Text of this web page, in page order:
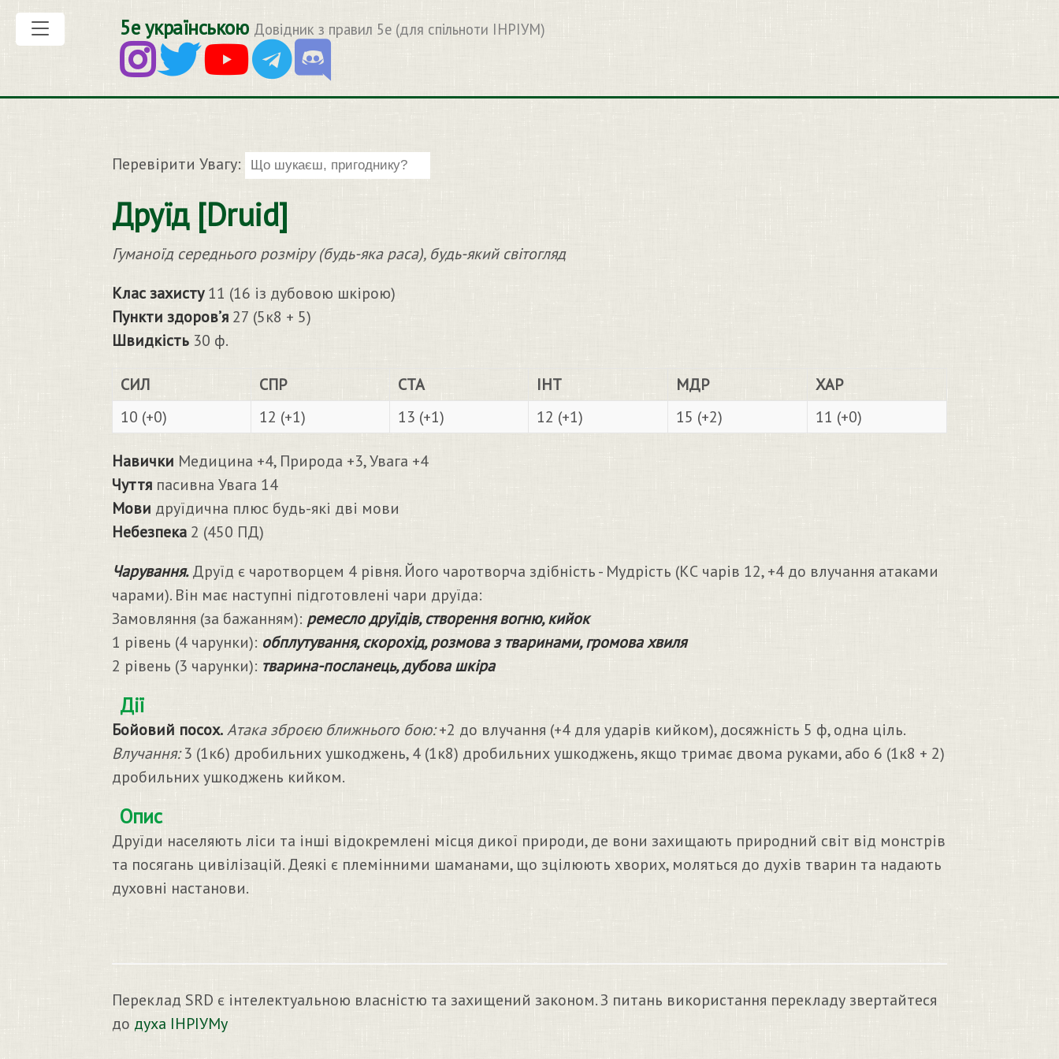
5е українською Довідник з правил 5e (для спільноти ІНРІУМ)
Перевірити Увагу:
Друїд [Druid]
Гуманоїд середнього розміру (будь-яка раса), будь-який світогляд
Клас захисту11 (16 із дубовою шкірою)
Пункти здоров’я 27 (5к8 + 5)
Швидкість 30 ф.
СИЛ СПР СТА ІНТ МДР
ХАР
10 (+0)
12 (+1) 13 (+1) 12 (+1) 15 (+2) 11 (+0)
Навички Медицина +4, Природа +3, Увага +4
Чуття пасивна Увага 14
Мови друїдична плюс будь-які дві мови
Небезпека 2 (450 ПД)
Чарування.Друїд є чаротворцем 4 рівня. Його чаротворча здібність - Мудрість (КС чарів 12, +4 до влучання атаками
чарами). Він має наступні підготовлені чари друїда:
Замовляння (за бажанням): ремесло друїдів, створення вогню, кийок
1 рівень (4 чарунки): обплутування, скорохід, розмова з тваринами, громова хвиля
2 рівень (3 чарунки): тварина-посланець, дубова шкіра
Дії
Бойовий посох.Атака зброєю ближнього бою:+2 до влучання (+4 для ударів кийком), досяжність 5 ф, одна ціль.
Влучання:3 (1к6) дробильних ушкоджень, 4 (1к8) дробильних ушкоджень, якщо тримає двома руками, або 6 (1к8 + 2)
дробильних ушкоджень кийком.
Опис
Друїди населяють ліси та інші відокремлені місця дикої природи, де вони захищають природний світ від монстрів
та посягань цивілізацій. Деякі є племінними шаманами, що зцілюють хворих, моляться до духів тварин та надають
духовні настанови.
Переклад SRD є інтелектуальною власністю та захищений законом. З питань використання перекладу звертайтеся
до духа ІНРІУМу